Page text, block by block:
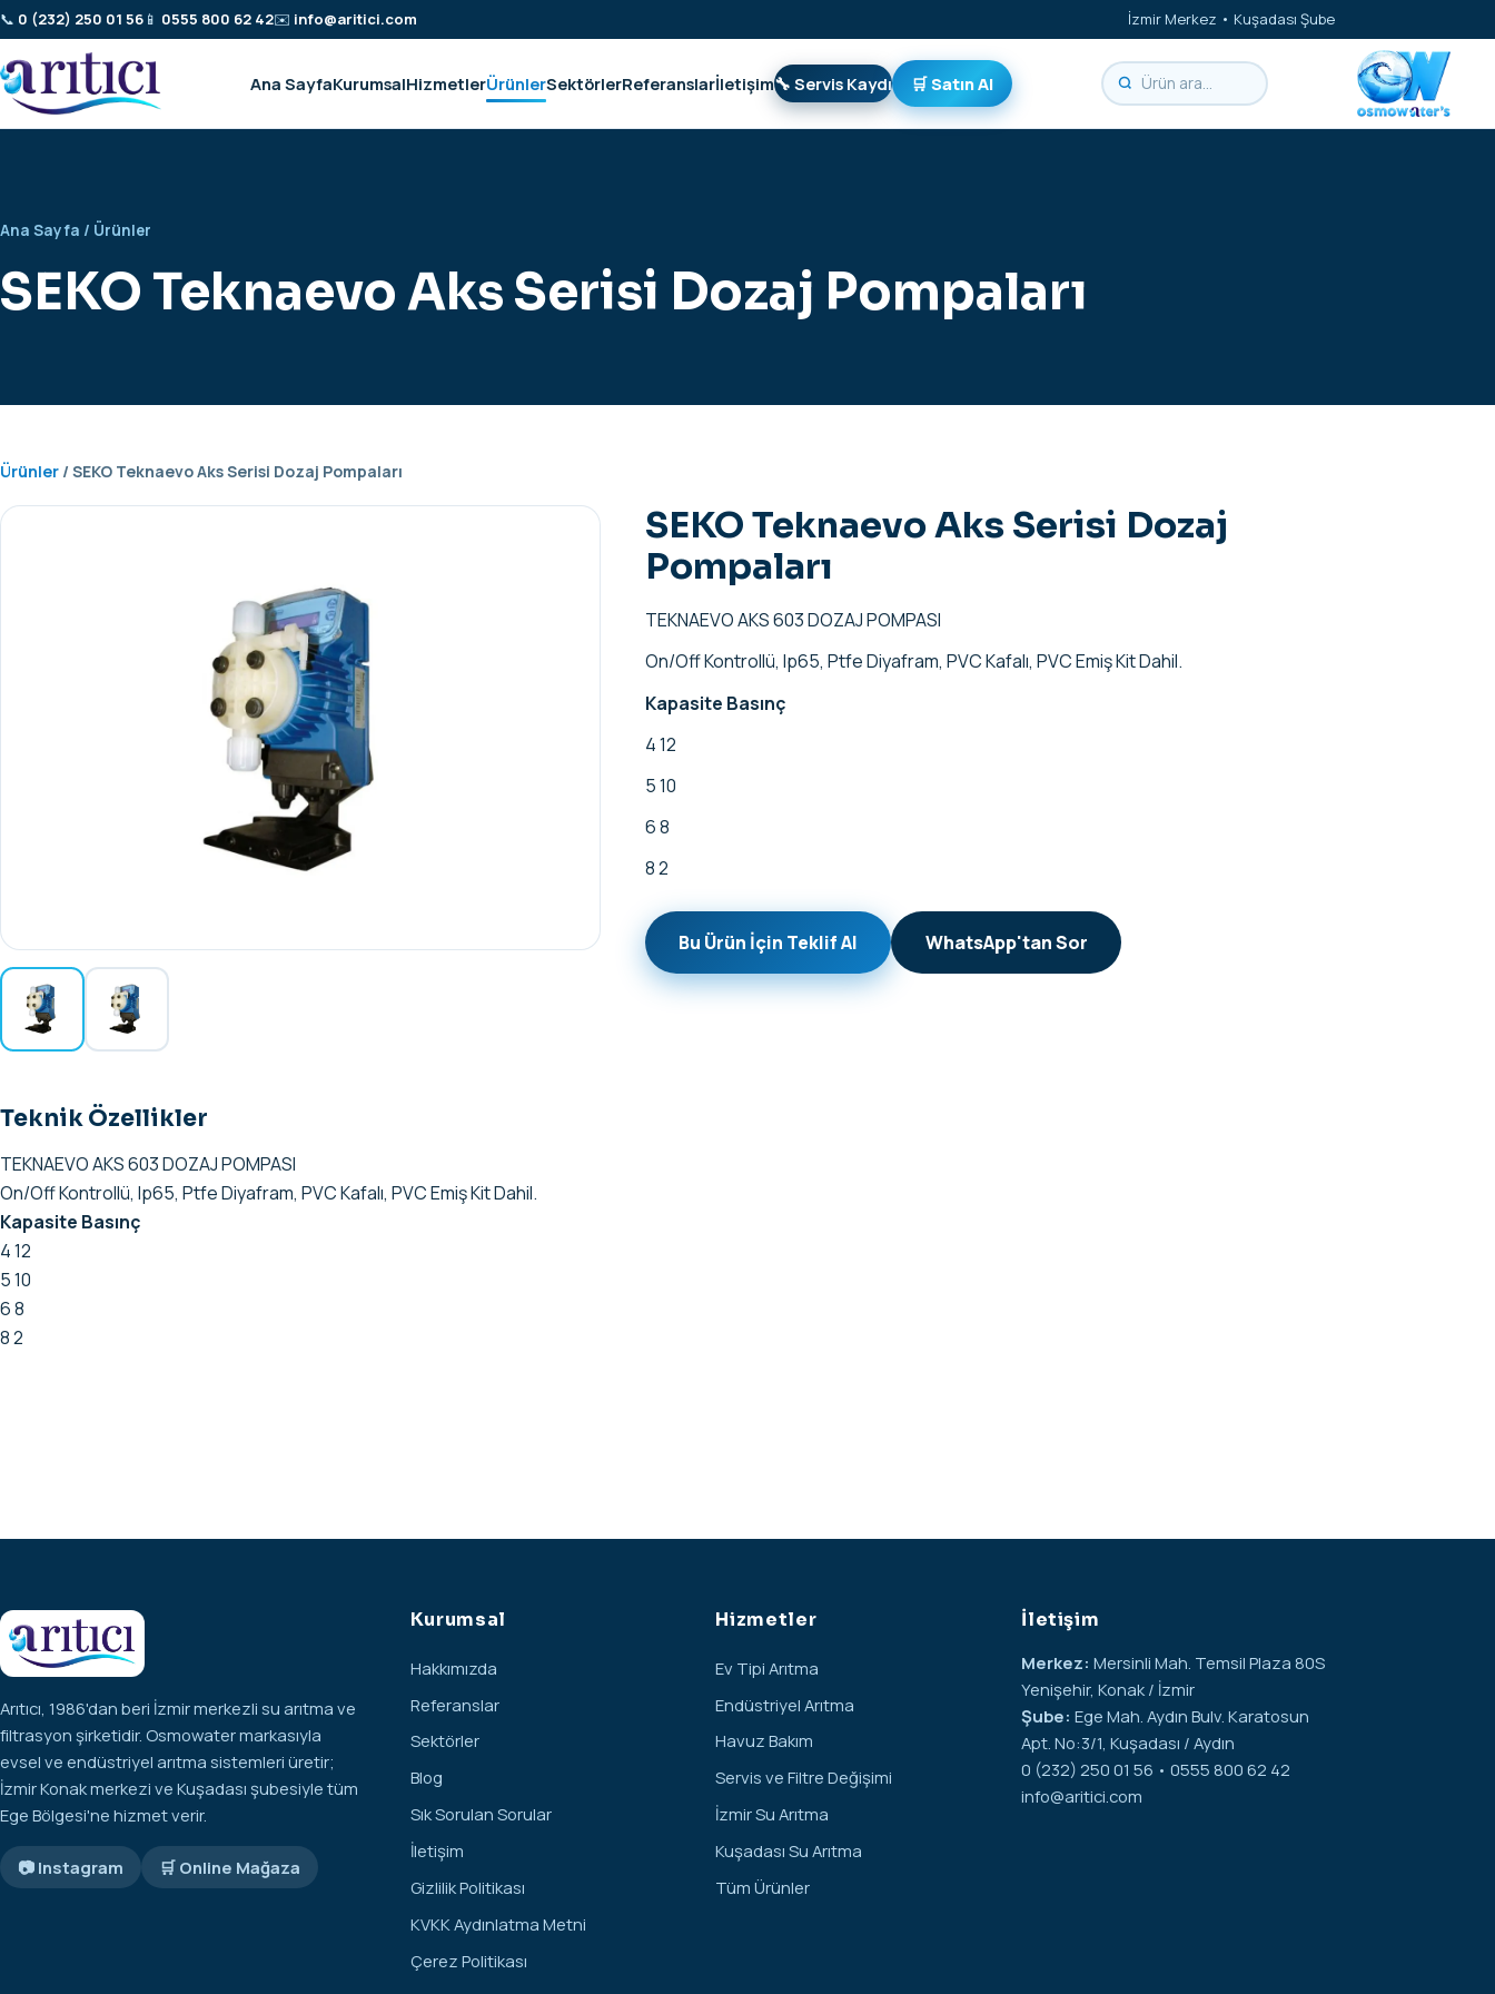
📞 0 (232) 250 01 56 📱 0555 800 62 42✉️ info@aritici.com İzmir Merkez • Kuşadası Şube
Ana SayfaKurumsalHizmetlerÜrünlerSektörlerReferanslarİletişim🔧 Servis Kaydı 🛒 Satın Al
Ana Sayfa / Ürünler
SEKO Teknaevo Aks Serisi Dozaj Pompaları
Ürünler / SEKO Teknaevo Aks Serisi Dozaj Pompaları
SEKO Teknaevo Aks Serisi Dozaj
Pompaları
TEKNAEVO AKS 603 DOZAJ POMPASI
On/Off Kontrollü, lp65, Ptfe Diyafram, PVC Kafalı, PVC Emiş Kit Dahil.
Kapasite Basınç
4 12
5 10
6 8
8 2
Bu Ürün İçin Teklif Al WhatsApp'tan Sor
Teknik Özellikler
TEKNAEVO AKS 603 DOZAJ POMPASI
On/Off Kontrollü, lp65, Ptfe Diyafram, PVC Kafalı, PVC Emiş Kit Dahil.
Kapasite Basınç
4 12
5 10
6 8
8 2
Arıtıcı, 1986'dan beri İzmir merkezli su arıtma ve
filtrasyon şirketidir. Osmowater markasıyla
evsel ve endüstriyel arıtma sistemleri üretir;
İzmir Konak merkezi ve Kuşadası şubesiyle tüm
Ege Bölgesi'ne hizmet verir.
📷 Instagram 🛒 Online Mağaza
Kurumsal
Hakkımızda
Referanslar
Sektörler
Blog
Sık Sorulan Sorular
İletişim
Gizlilik Politikası
KVKK Aydınlatma Metni
Çerez Politikası
Hizmetler
Ev Tipi Arıtma
Endüstriyel Arıtma
Havuz Bakım
Servis ve Filtre Değişimi
İzmir Su Arıtma
Kuşadası Su Arıtma
Tüm Ürünler
İletişim
Merkez: Mersinli Mah. Temsil Plaza 80S
Yenişehir, Konak / İzmir
Şube: Ege Mah. Aydın Bulv. Karatosun
Apt. No:3/1, Kuşadası / Aydın
0 (232) 250 01 56 • 0555 800 62 42
info@aritici.com